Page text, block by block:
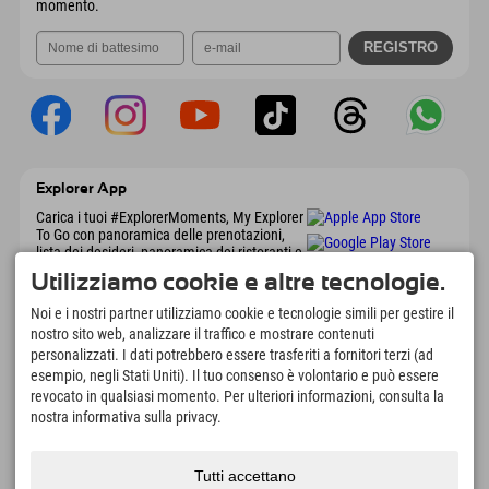
momento.
Explorer App
Carica i tuoi #ExplorerMoments, My Explorer
To Go con panoramica delle prenotazioni,
lista dei desideri, panoramica dei ristoranti e
molto altro. Scaricalo subito!
È tempo di momenti da esploratore
166
Laghi di montagna e piscine
avventura
4.634km
Piste per lo sci e lo
snowboard
8.991km
Utilizziamo cookie e altre tecnologie.
Noi e i nostri partner utilizziamo cookie e tecnologie simili per gestire il
nostro sito web, analizzare il traffico e mostrare contenuti
personalizzati. I dati potrebbero essere trasferiti a fornitori terzi (ad
esempio, negli Stati Uniti). Il tuo consenso è volontario e può essere
revocato in qualsiasi momento. Per ulteriori informazioni, consulta la
nostra informativa sulla privacy.
Tutti accettano